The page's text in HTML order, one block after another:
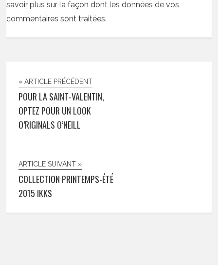
savoir plus sur la façon dont les données de vos
commentaires sont traitées.
« ARTICLE PRÉCÉDENT
POUR LA SAINT-VALENTIN,
OPTEZ POUR UN LOOK
O’RIGINALS O’NEILL
ARTICLE SUIVANT »
COLLECTION PRINTEMPS-ÉTÉ
2015 IKKS